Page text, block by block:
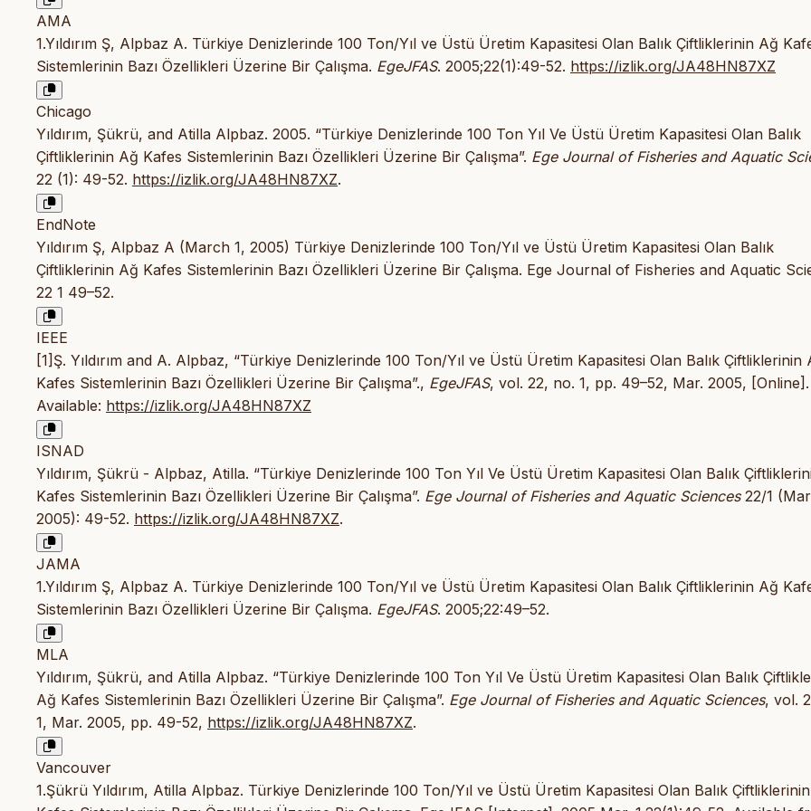
AMA
1.Yıldırım Ş, Alpbaz A. Türkiye Denizlerinde 100 Ton/Yıl ve Üstü Üretim Kapasitesi Olan Balık Çiftliklerinin Ağ
Sistemlerinin Bazı Özellikleri Üzerine Bir Çalışma. EgeJFAS. 2005;22(1):49-52. https://izlik.org/JA48HN87XZ
Chicago
Yıldırım, Şükrü, and Atilla Alpbaz. 2005. “Türkiye Denizlerinde 100 Ton Yıl Ve Üstü Üretim Kapasitesi Olan Balık
Çiftliklerinin Ağ Kafes Sistemlerinin Bazı Özellikleri Üzerine Bir Çalışma”. Ege Journal of Fisheries and Aquatic
22 (1): 49-52. https://izlik.org/JA48HN87XZ.
EndNote
Yıldırım Ş, Alpbaz A (March 1, 2005) Türkiye Denizlerinde 100 Ton/Yıl ve Üstü Üretim Kapasitesi Olan Balık
Çiftliklerinin Ağ Kafes Sistemlerinin Bazı Özellikleri Üzerine Bir Çalışma. Ege Journal of Fisheries and Aquatic
22 1 49–52.
IEEE
[1]Ş. Yıldırım and A. Alpbaz, “Türkiye Denizlerinde 100 Ton/Yıl ve Üstü Üretim Kapasitesi Olan Balık Çiftliklerinin
Kafes Sistemlerinin Bazı Özellikleri Üzerine Bir Çalışma”., EgeJFAS, vol. 22, no. 1, pp. 49–52, Mar. 2005, [Online].
Available: https://izlik.org/JA48HN87XZ
ISNAD
Yıldırım, Şükrü - Alpbaz, Atilla. “Türkiye Denizlerinde 100 Ton Yıl Ve Üstü Üretim Kapasitesi Olan Balık
Kafes Sistemlerinin Bazı Özellikleri Üzerine Bir Çalışma”. Ege Journal of Fisheries and Aquatic Sciences22/1
2005): 49-52. https://izlik.org/JA48HN87XZ.
JAMA
1.Yıldırım Ş, Alpbaz A. Türkiye Denizlerinde 100 Ton/Yıl ve Üstü Üretim Kapasitesi Olan Balık Çiftliklerinin Ağ
Sistemlerinin Bazı Özellikleri Üzerine Bir Çalışma. EgeJFAS. 2005;22:49–52.
MLA
Yıldırım, Şükrü, and Atilla Alpbaz. “Türkiye Denizlerinde 100 Ton Yıl Ve Üstü Üretim Kapasitesi Olan Balık
Ağ Kafes Sistemlerinin Bazı Özellikleri Üzerine Bir Çalışma”. Ege Journal of Fisheries and Aquatic Sciences, vol.
1, Mar. 2005, pp. 49-52, https://izlik.org/JA48HN87XZ.
Vancouver
1.Şükrü Yıldırım, Atilla Alpbaz. Türkiye Denizlerinde 100 Ton/Yıl ve Üstü Üretim Kapasitesi Olan Balık